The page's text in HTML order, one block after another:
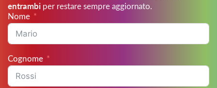
entrambi per restare sempre aggiornato.
Nome
Cognome